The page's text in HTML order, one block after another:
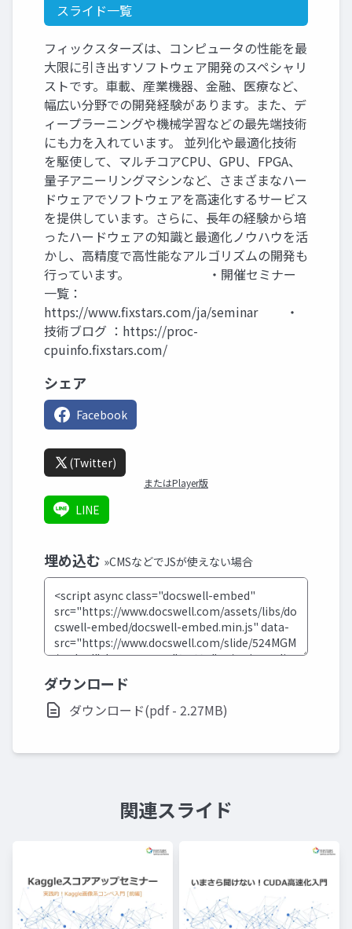
スライド一覧
フィックスターズは、コンピュータの性能を最
大限に引き出すソフトウェア開発のスペシャリ
ストです。車載、産業機器、金融、医療など、
幅広い分野での開発経験があります。また、デ
ィープラーニングや機械学習などの最先端技術
にも力を入れています。 並列化や最適化技術
を駆使して、マルチコアCPU、GPU、FPGA、
量子アニーリングマシンなど、さまざまなハー
ドウェアでソフトウェアを高速化するサービス
を提供しています。さらに、長年の経験から培
ったハードウェアの知識と最適化ノウハウを活
かし、高精度で高性能なアルゴリズムの開発も
行っています。 ・開催セミナー
一覧：
https://www.fixstars.com/ja/seminar ・
技術ブログ ：https://proc-
cpuinfo.fixstars.com/
シェア
Facebook
(Twitter)
またはPlayer版
LINE
埋め込む »CMSなどでJSが使えない場合
ダウンロード
ダウンロード(pdf - 2.27MB)
関連スライド